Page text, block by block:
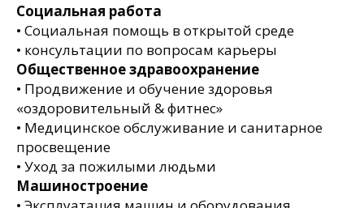
Социальная работа
• Социальная помощь в открытой среде
• консультации по вопросам карьеры
Общественное здравоохранение
• Продвижение и обучение здоровья
«оздоровительный & фитнес»
• Медицинское обслуживание и санитарное
просвещение
• Уход за пожилыми людьми
Машиностроение